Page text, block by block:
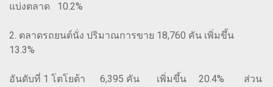
แบ่งตลาด 10.2%
2. ตลาดรถยนต์นั่ง ปริมาณการขาย 18,760 คัน เพิ่มขึ้น
13.3%
อันดับที่ 1 โตโยต้า 6,395 คัน เพิ่มขึ้น 20.4% ส่วน